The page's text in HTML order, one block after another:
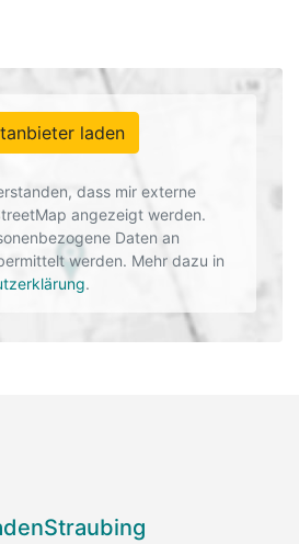
laden
dass mir externe
angezeigt werden.
Daten an
werden. Mehr dazu in
.